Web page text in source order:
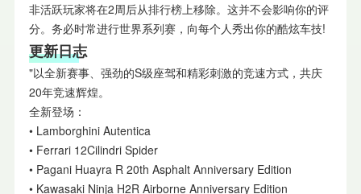
非活跃玩家将在2周后从排行榜上移除。这并不会影响你的评
分。务必时常进行世界系列赛，向每个人秀出你的酷炫车技!
更新日志
"以全新赛事、强劲的S级座驾和精彩刺激的竞速方式，共庆
20年竞速辉煌。
全新登场：
• Lamborghini Autentica
• Ferrari 12Cilindri Spider
• Pagani Huayra R 20th Asphalt Anniversary Edition
• Kawasaki Ninja H2R Airborne Anniversary Edition